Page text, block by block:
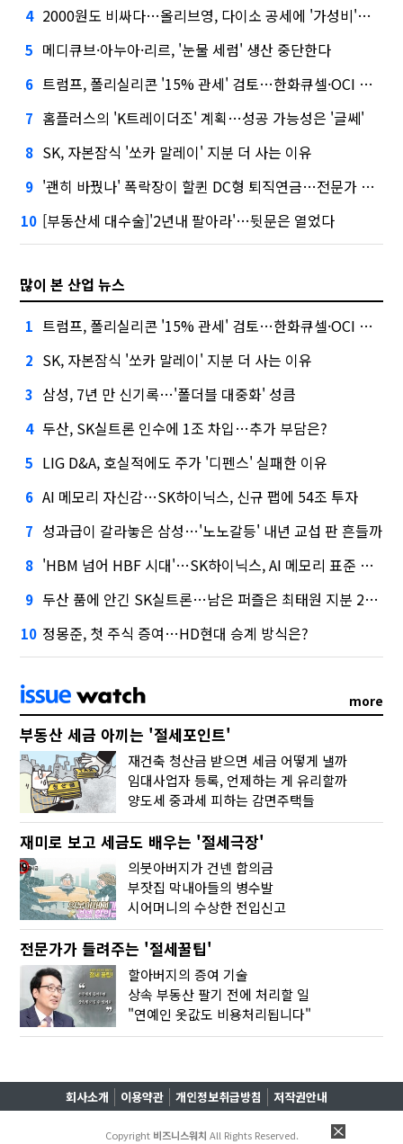
4 2000원도 비싸다…올리브영, 다이소 공세에 '가성비'로 맞불
5 메디큐브·아누아·리르, '눈물 세럼' 생산 중단한다
6 트럼프, 폴리실리콘 '15% 관세' 검토…한화큐셀·OCI 영향은?
7 홈플러스의 'K트레이더조' 계획…성공 가능성은 '글쎄'
8 SK, 자본잠식 '쏘카 말레이' 지분 더 사는 이유
9 '괜히 바꿨나' 폭락장이 할퀸 DC형 퇴직연금…전문가 조언은
10 [부동산세 대수술]'2년내 팔아라'…뒷문은 열었다
많이 본 산업 뉴스
1 트럼프, 폴리실리콘 '15% 관세' 검토…한화큐셀·OCI 영향은?
2 SK, 자본잠식 '쏘카 말레이' 지분 더 사는 이유
3 삼성, 7년 만 신기록…'폴더블 대중화' 성큼
4 두산, SK실트론 인수에 1조 차입…추가 부담은?
5 LIG D&A, 호실적에도 주가 '디펜스' 실패한 이유
6 AI 메모리 자신감…SK하이닉스, 신규 팹에 54조 투자
7 성과급이 갈라놓은 삼성…'노노갈등' 내년 교섭 판 흔들까
8 'HBM 넘어 HBF 시대'…SK하이닉스, AI 메모리 표준 선점 나섰다
9 두산 품에 안긴 SK실트론…남은 퍼즐은 최태원 지분 29.4%
10 정몽준, 첫 주식 증여…HD현대 승계 방식은?
more
부동산 세금 아끼는 '절세포인트'
재건축 청산금 받으면 세금 어떻게 낼까
임대사업자 등록, 언제하는 게 유리할까
양도세 중과세 피하는 감면주택들
재미로 보고 세금도 배우는 '절세극장'
의붓아버지가 건넨 합의금
부잣집 막내아들의 병수발
시어머니의 수상한 전입신고
전문가가 들려주는 '절세꿀팁'
할아버지의 증여 기술
상속 부동산 팔기 전에 처리할 일
"연예인 옷값도 비용처리됩니다"
회사소개 이용약관 개인정보취급방침 저작권안내
Copyright 비즈니스워치 All Rights Reserved.